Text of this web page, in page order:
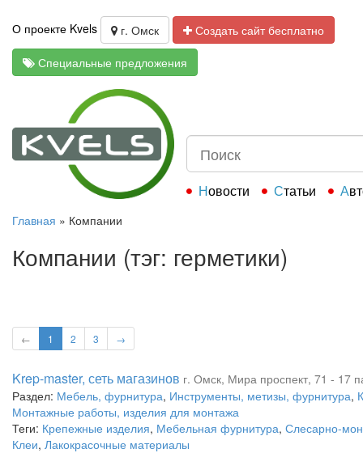
О проекте Kvels г. Омск
Создать сайт бесплатно
Специальные предложения
Новости Статьи
Главная » Компании
Компании (тэг: герметики)
← 1 2 3 →
Krep-master, сеть магазинов г. Омск, Мира проспект, 71 - 17
Раздел: Мебель, фурнитура, Инструменты, метизы, фурнитура,
Монтажные работы, изделия для монтажа
Теги: Крепежные изделия, Мебельная фурнитура, Слесарно-
Клеи, Лакокрасочные материалы